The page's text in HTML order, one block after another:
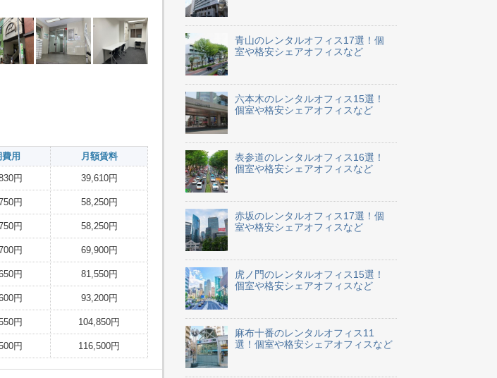
用 月額賃料
円 39,610円
円 58,250円
円 58,250円
円 69,900円
円 81,550円
円 93,200円
円 104,850円
円 116,500円
青山のレンタルオフィス17選！個
室や格安シェアオフィスなど
六本木のレンタルオフィス15選！
個室や格安シェアオフィスなど
表参道のレンタルオフィス16選！
個室や格安シェアオフィスなど
赤坂のレンタルオフィス17選！個
室や格安シェアオフィスなど
虎ノ門のレンタルオフィス15選！
個室や格安シェアオフィスなど
麻布十番のレンタルオフィス11
選！個室や格安シェアオフィスなど